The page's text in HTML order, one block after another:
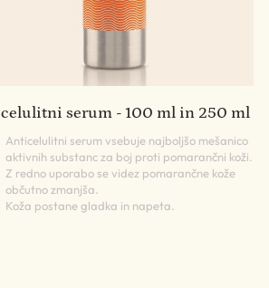
serum - 100 ml in 250 ml
Anticelulitni serum vsebuje najboljšo mešanico
aktivnih substanc za boj proti pomarančni koži.
Z redno uporabo se videz pomarančne kože
občutno zmanjša.
Koža postane gladka in napeta.